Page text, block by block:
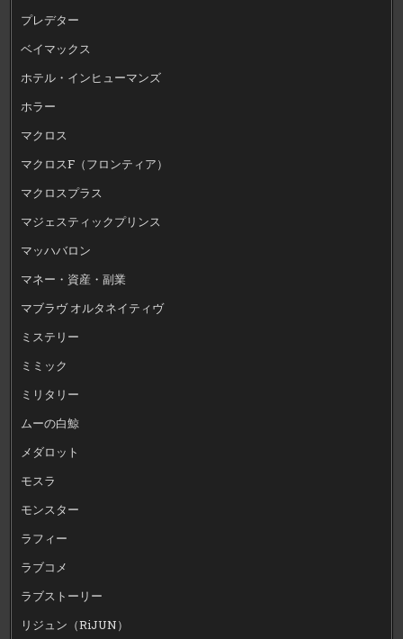
プレデター
ベイマックス
ホテル・インヒューマンズ
ホラー
マクロス
マクロスF（フロンティア）
マクロスプラス
マジェスティックプリンス
マッハバロン
マネー・資産・副業
マブラヴ オルタネイティヴ
ミステリー
ミミック
ミリタリー
ムーの白鯨
メダロット
モスラ
モンスター
ラフィー
ラブコメ
ラブストーリー
リジュン（RiJUN）